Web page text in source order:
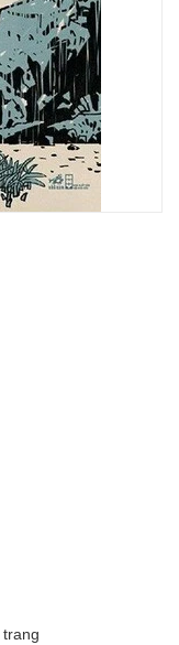
trang